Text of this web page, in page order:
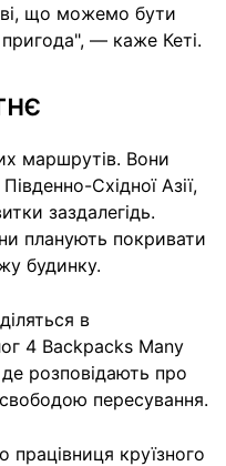
що можемо бути
— каже Кеті.
маршрутів. Вони
Східної Азії,
заздалегідь.
планують покривати
будинку.
в
4 Backpacks Many
розповідають про
пересування.
працівниця круїзного